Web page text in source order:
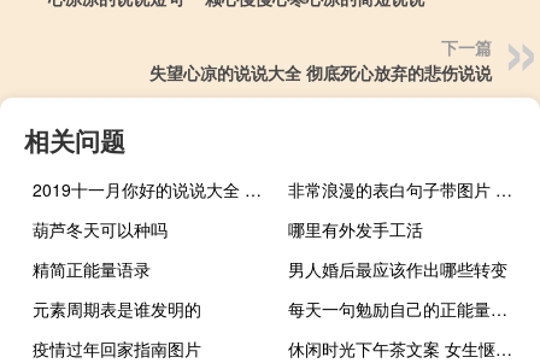
下一篇
失望心凉的说说大全 彻底死心放弃的悲伤说说
相关问题
2019十一月你好的说说大全 十一月微信朋友圈说说
非常浪漫的表白句子带图片 最美的情话说给最爱的人听
葫芦冬天可以种吗
哪里有外发手工活
精简正能量语录
男人婚后最应该作出哪些转变
元素周期表是谁发明的
每天一句勉励自己的正能量语录
疫情过年回家指南图片
休闲时光下午茶文案 女生惬意的下午茶说说